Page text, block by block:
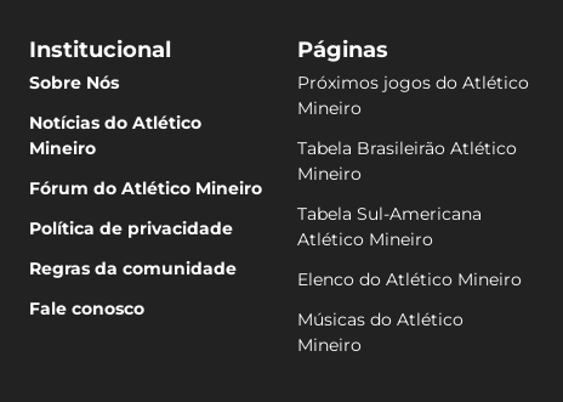
Institucional
Sobre Nós
Notícias do Atlético
Mineiro
Fórum do Atlético Mineiro
Política de privacidade
Regras da comunidade
Fale conosco
Páginas
Próximos jogos do Atlético
Mineiro
Tabela Brasileirão Atlético
Mineiro
Tabela Sul-Americana
Atlético Mineiro
Elenco do Atlético Mineiro
Músicas do Atlético
Mineiro